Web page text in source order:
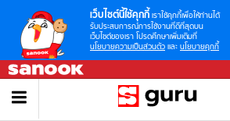
เว็บไซต์นี้ใช้คุกกี้ เราใช้คุกกี้เพื่อให้ท่านได้
รับประสบการณ์การใช้งานที่ดีที่สุดบน
เว็บไซต์ของเรา โปรดศึกษาเพิ่มเติมที่
นโยบายความเป็นส่วนตัว และ นโยบายคุกกี้